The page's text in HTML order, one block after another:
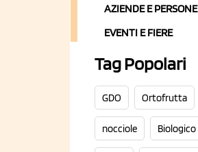
AZIENDE E PERSONE
EVENTI E FIERE
Tag Popolari
GDO Ortofrutta
nocciole Biologico